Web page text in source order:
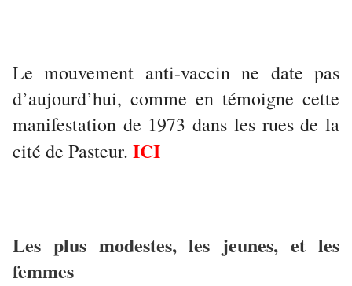
Le mouvement anti-vaccin ne date pas
d’aujourd’hui, comme en témoigne cette
manifestation de 1973 dans les rues de la
cité de Pasteur. ICI
Les plus modestes, les jeunes, et les
femmes